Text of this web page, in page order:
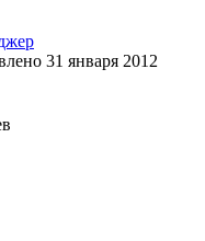
31 января 2012